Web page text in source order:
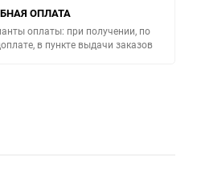
ОПЛАТА
оплаты: при получении, по
в пункте выдачи заказов